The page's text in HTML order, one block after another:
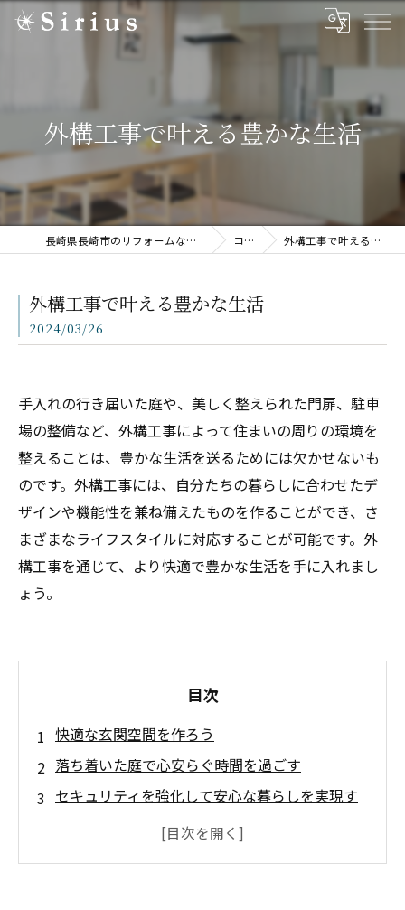
外構工事で叶える豊かな生活
長崎県長崎市のリフォームならSirius株式会社 コラム 外構工事で叶える豊かな生活
外構工事で叶える豊かな生活
2024/03/26
手入れの行き届いた庭や、美しく整えられた門扉、駐車
場の整備など、外構工事によって住まいの周りの環境を
整えることは、豊かな生活を送るためには欠かせないも
のです。外構工事には、自分たちの暮らしに合わせたデ
ザインや機能性を兼ね備えたものを作ることができ、さ
まざまなライフスタイルに対応することが可能です。外
構工事を通じて、より快適で豊かな生活を手に入れまし
ょう。
目次
快適な玄関空間を作ろう
落ち着いた庭で心安らぐ時間を過ごす
セキュリティを強化して安心な暮らしを実現す